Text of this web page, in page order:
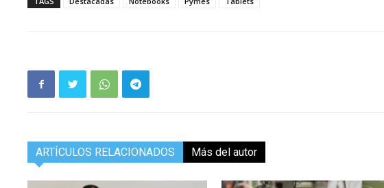
ARTÍCULOS RELACIONADOS Más del autor